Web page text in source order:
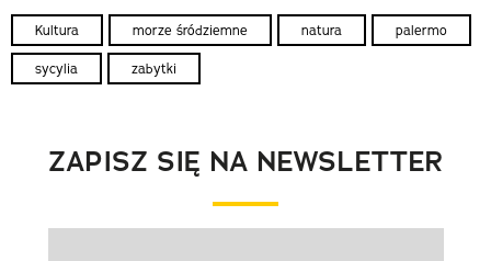
Kultura morze śródziemne natura palermo
sycylia zabytki
ZAPISZ SIĘ NA NEWSLETTER